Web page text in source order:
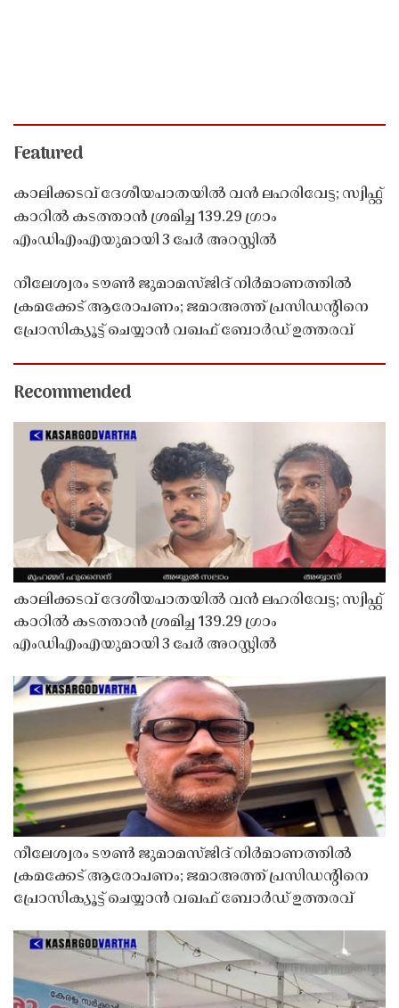
Featured
കാലിക്കടവ് ദേശീയപാതയിൽ വൻ ലഹരിവേട്ട; സ്വിഫ്റ്റ്
കാറിൽ കടത്താൻ ശ്രമിച്ച 139.29 ഗ്രാം
എംഡിഎംഎയുമായി 3 പേർ അറസ്റ്റിൽ
നീലേശ്വരം ടൗൺ ജുമാമസ്ജിദ് നിർമാണത്തിൽ
ക്രമക്കേട് ആരോപണം; ജമാഅത്ത് പ്രസിഡന്റിനെ
പ്രോസിക്യൂട്ട് ചെയ്യാൻ വഖഫ് ബോർഡ് ഉത്തരവ്
Recommended
കാലിക്കടവ് ദേശീയപാതയിൽ വൻ ലഹരിവേട്ട; സ്വിഫ്റ്റ്
കാറിൽ കടത്താൻ ശ്രമിച്ച 139.29 ഗ്രാം
എംഡിഎംഎയുമായി 3 പേർ അറസ്റ്റിൽ
നീലേശ്വരം ടൗൺ ജുമാമസ്ജിദ് നിർമാണത്തിൽ
ക്രമക്കേട് ആരോപണം; ജമാഅത്ത് പ്രസിഡന്റിനെ
പ്രോസിക്യൂട്ട് ചെയ്യാൻ വഖഫ് ബോർഡ് ഉത്തരവ്